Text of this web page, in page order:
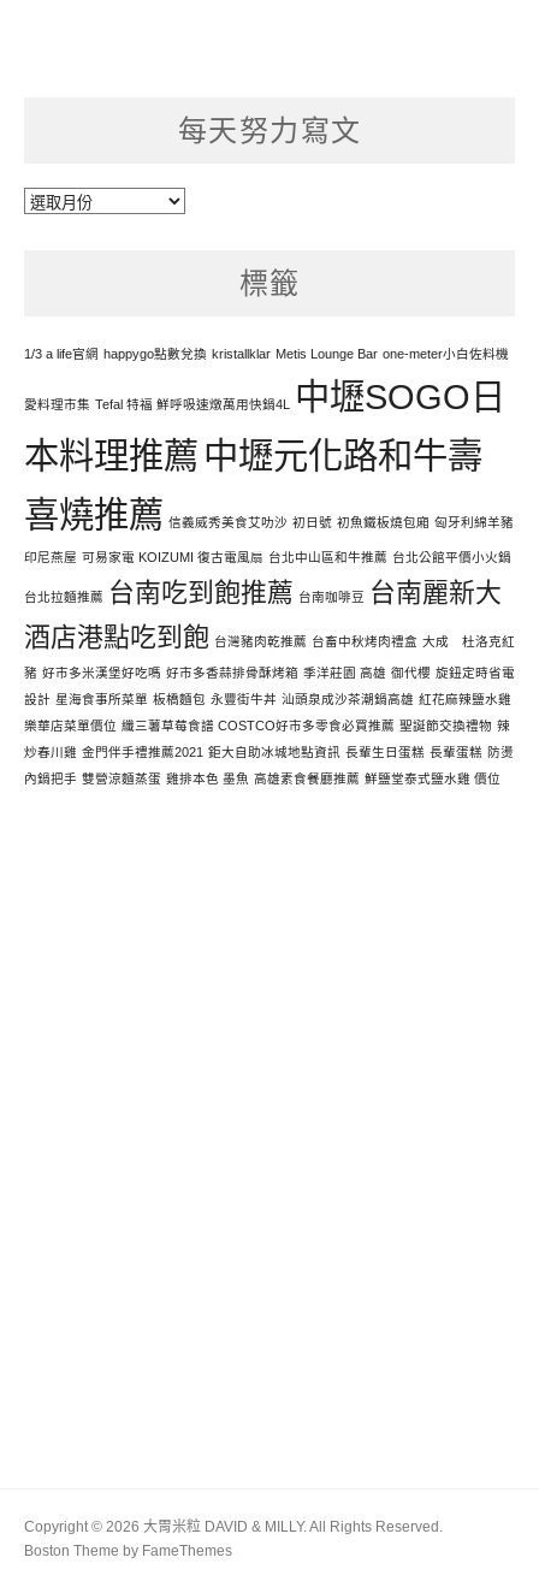
每天努力寫文
每
標籤
1/3 a life官網 happygo點數兌換 kristallklar Metis Lounge Bar one-meter小白佐料機
愛料理市集 Tefal 特福 鮮呼吸速燉萬用快鍋4L
中壢SOGO日
本料理推薦 中壢元化路和牛壽
喜燒推薦 信義威秀美食艾叻沙 初日號 初魚鐵板燒包廂 匈牙利綿羊豬
印尼燕屋 可易家電 KOIZUMI 復古電風扇 台北中山區和牛推薦 台北公館平價小火鍋
台北拉麵推薦 台南吃到飽推薦 台南咖啡豆 台南麗新大
酒店港點吃到飽 台灣豬肉乾推薦 台畜中秋烤肉禮盒 大成 杜洛克紅
豬 好市多米漢堡好吃嗎 好市多香蒜排骨酥烤箱 季洋莊園 高雄 御代櫻 旋鈕定時省電
設計 星海食事所菜單 板橋麵包 永豐街牛丼 汕頭泉成沙茶潮鍋高雄 紅花麻辣鹽水雞
樂華店菜單價位 纖三薯草莓食譜 COSTCO好市多零食必買推薦 聖誕節交換禮物 辣
炒春川雞 金門伴手禮推薦2021 鉅大自助冰城地點資訊 長輩生日蛋糕 長輩蛋糕 防燙
內鍋把手 雙營涼麵蒸蛋 雞排本色 墨魚 高雄素食餐廳推薦 鮮鹽堂泰式鹽水雞 價位
Copyright © 2026 大胃米粒 DAVID & MILLY. All Rights Reserved.
Boston Theme by FameThemes